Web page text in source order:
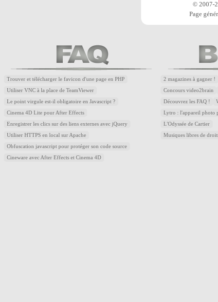
© 2007-
Page
Trouver et télécharger le favicon d'une page en PHP
Utiliser VNC à la place de TeamViewer
Le point virgule est-il obligatoire en Javascript ?
Cinema 4D Lite pour After Effects
Enregistrer les clics sur des liens externes avec jQuery
Utiliser HTTPS en local sur Apache
Obfuscation javascript pour protéger son code source
Cineware avec After Effects et Cinema 4D
2 magazines à gagner !
Concours video2brain
Découvrez les FAQ !
Lytro : l'appareil photo
L'Odyssée de Cartier
Musiques libres de